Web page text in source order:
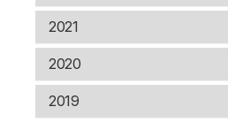
2021
2020
2019